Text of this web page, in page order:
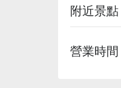
附近景點
營業時間